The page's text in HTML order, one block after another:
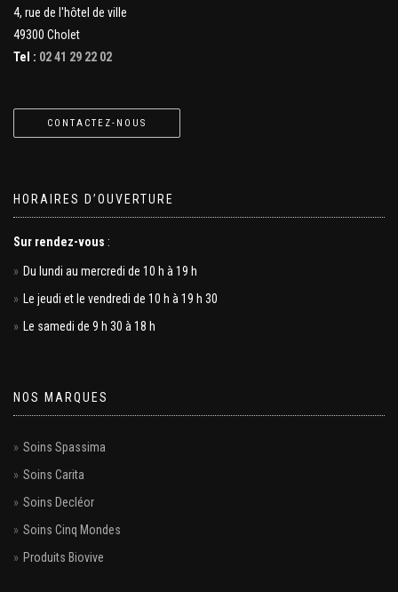
4, rue de l'hôtel de ville
49300 Cholet
Tel : 02 41 29 22 02
CONTACTEZ-NOUS
HORAIRES D’OUVERTURE
Sur rendez-vous :
Du lundi au mercredi de 10 h à 19 h
Le jeudi et le vendredi de 10 h à 19 h 30
Le samedi de 9 h 30 à 18 h
NOS MARQUES
Soins Spassima
Soins Carita
Soins Decléor
Soins Cinq Mondes
Produits Biovive